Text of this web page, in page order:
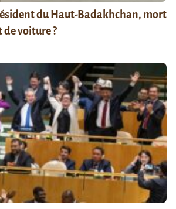
du Haut-Badakhchan, mort
de voiture ?